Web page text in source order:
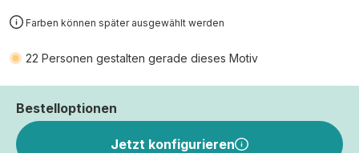
Farben können später ausgewählt werden
22 Personen gestalten gerade dieses Motiv
Bestelloptionen
Jetzt konfigurieren